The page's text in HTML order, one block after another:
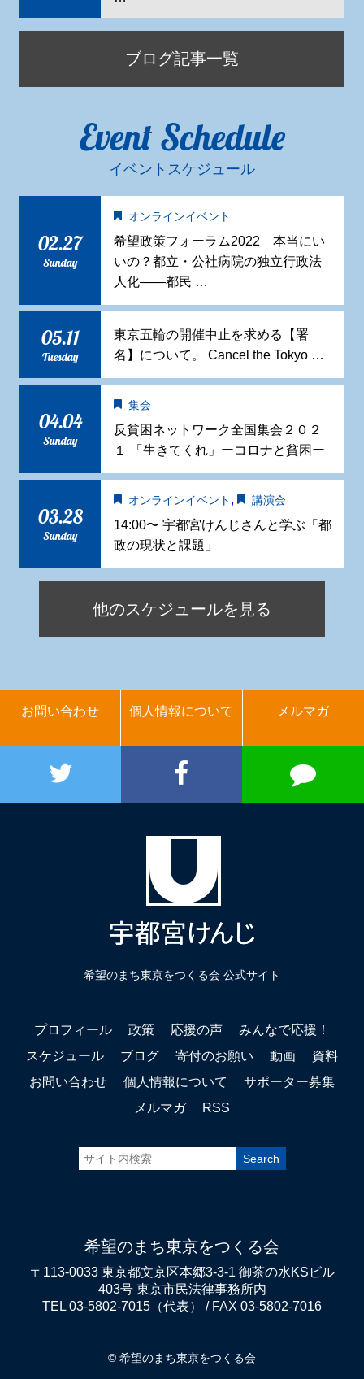
ブログ記事一覧
Event Schedule
イベントスケジュール
02.27
Sunday
オンラインイベント
希望政策フォーラム2022 本当にい
いの？都立・公社病院の独立行政法
人化——都民 …
05.11
Tuesday
東京五輪の開催中止を求める【署
名】について。 Cancel the Tokyo …
04.04
Sunday
集会
反貧困ネットワーク全国集会２０２
１ 「生きてくれ」ーコロナと貧困ー
03.28
Sunday
オンラインイベント , 講演会
14:00〜 宇都宮けんじさんと学ぶ「都
政の現状と課題」
他のスケジュールを見る
お問い合わせ 個人情報について メルマガ
希望のまち東京をつくる会 公式サイト
プロフィール 政策 応援の声
みんなで応援！
スケジュール
ブログ 寄付のお願い 動画
資料
お問い合わせ
個人情報について
サポーター募集
メルマガ
RSS
希望のまち東京をつくる会
〒113-0033 東京都文京区本郷3-3-1 御茶の水KSビル
403号 東京市民法律事務所内
TEL 03-5802-7015（代表） / FAX 03-5802-7016
© 希望のまち東京をつくる会